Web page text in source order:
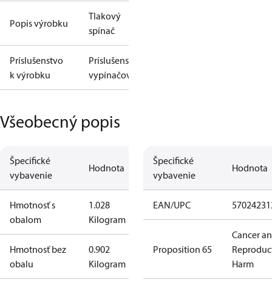
Popis výrobku
Tlakový
spínač
Príslušenstvo
k výrobku
Príslušenstvo
vypínačov
Všeobecný popis
Špecifické
vybavenie
Hodnota
Hmotnosť s
obalom
1.028
Kilogram
Hmotnosť bez
obalu
0.902
Kilogram
Špecifické
vybavenie
Hodnota
EAN/UPC
Proposition 65
Cancer
Harm